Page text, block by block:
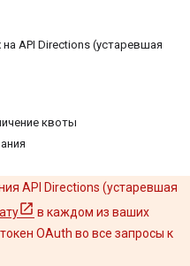
API Directions (устаревшая
квоты
API Directions (устаревшая
в каждом из ваших
OAuth во все запросы к